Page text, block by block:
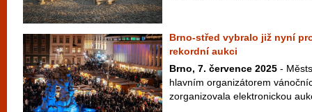
Brno-střed vybralo již nyní
rekordní aukci
Brno, 7. července 2025 -
hlavním organizátorem
zorganizovala elektronickou